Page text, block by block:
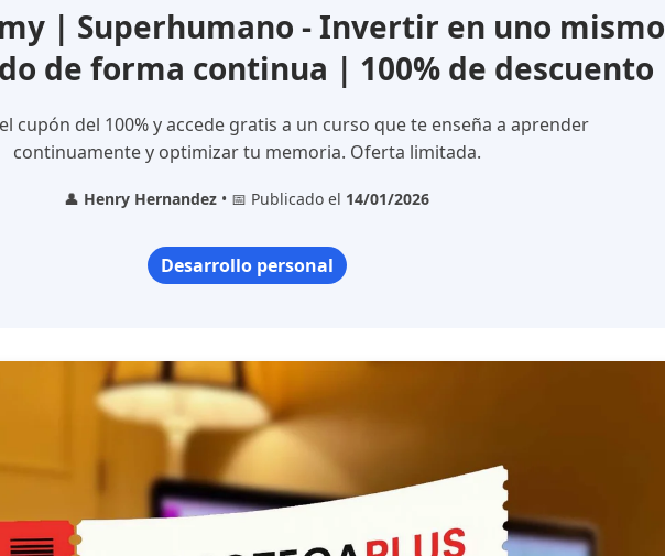
| Superhumano - Invertir en uno mismo
de forma continua | 100% de descuento
cupón del 100% y accede gratis a un curso que te enseña a aprender
continuamente y optimizar tu memoria. Oferta limitada.
👤 Henry Hernandez • 📅 Publicado el 14/01/2026
Desarrollo personal